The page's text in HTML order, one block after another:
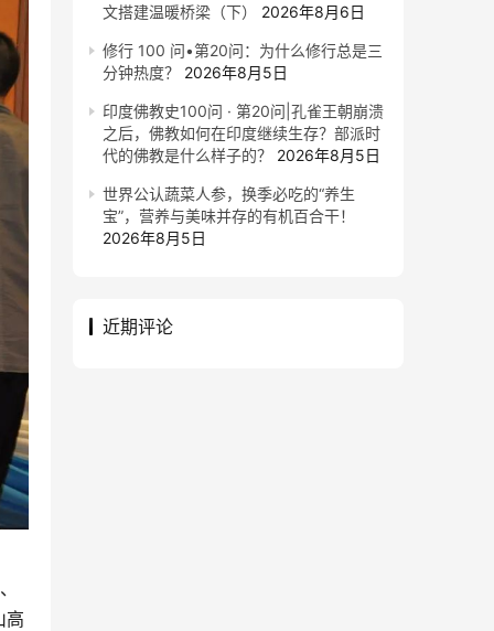
高
文搭建温暖桥梁（下）
2026年8月6日
修行 100 问•第20问：为什么修行总是三
分钟热度？
2026年8月5日
印度佛教史100问 · 第20问|孔雀王朝崩溃
之后，佛教如何在印度继续生存？部派时
代的佛教是什么样子的？
2026年8月5日
世界公认蔬菜人参，换季必吃的“养生
宝”，营养与美味并存的有机百合干！
2026年8月5日
近期评论